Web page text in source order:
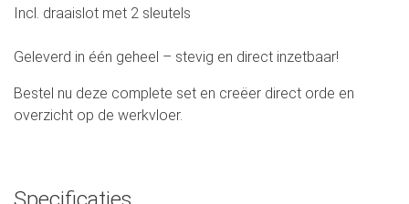
Incl. draaislot met 2 sleutels
Geleverd in één geheel – stevig en direct inzetbaar!
Bestel nu deze complete set en creëer direct orde en
overzicht op de werkvloer.